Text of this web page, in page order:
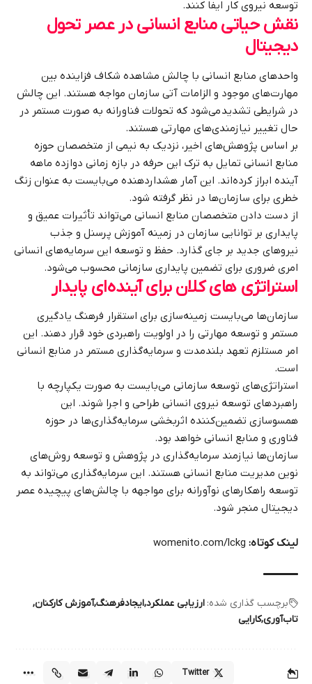
توسعه نیروی کار ایفا کنند.
نقش حیاتی منابع انسانی در عصر تحول
دیجیتال
واحدهای منابع انسانی با چالش مشاهده شکاف فزاینده بین
مهارت‌های موجود و الزامات آتی سازمان مواجه هستند. این چالش
در شرایطی تشدید می‌شود که تحولات فناورانه به صورت مستمر در
حال تغییر نیازمندی‌های مهارتی هستند.
بر اساس پژوهش‌های اخیر، نزدیک به نیمی از متخصصان حوزه
منابع انسانی تمایل به ترک این حرفه در بازه زمانی دوازده ماهه
آینده ابراز کرده‌اند. این آمار هشداردهنده می‌بایست به عنوان زنگ
خطری برای سازمان‌ها در نظر گرفته شود.
از دست دادن متخصصان منابع انسانی می‌تواند تأثیرات عمیق و
پایداری بر توانایی سازمان در زمینه آموزش پرسنل و جذب
نیروهای جدید بر جای گذارد. حفظ و توسعه این سرمایه‌های انسانی
امری ضروری برای تضمین پایداری سازمانی محسوب می‌شود.
استراتژی های کلان برای آینده‌ای پایدار
سازمان‌ها می‌بایست زمینه‌سازی برای استقرار فرهنگ یادگیری
مستمر و توسعه مهارتی را در اولویت راهبردی خود قرار دهند. این
امر مستلزم تعهد بلندمدت و سرمایه‌گذاری مستمر در منابع انسانی
است.
استراتژی‌های توسعه سازمانی می‌بایست به صورت یکپارچه با
راهبردهای توسعه نیروی انسانی طراحی و اجرا شوند. این
همسوسازی تضمین‌کننده اثربخشی سرمایه‌گذاری‌ها در حوزه
فناوری و منابع انسانی خواهد بود.
سازمان‌ها نیازمند سرمایه‌گذاری در پژوهش و توسعه روش‌های
نوین مدیریت منابع انسانی هستند. این سرمایه‌گذاری می‌تواند به
توسعه راهکارهای نوآورانه برای مواجهه با چالش‌های پیچیده عصر
دیجیتال منجر شود.
لینک کوتاه: womenito.com/lckg
برچسب گذاری شده: ارزیابی عملکردایجادفرهنگآموزش کارکنان
تاب‌آوریکارایی
Twitter